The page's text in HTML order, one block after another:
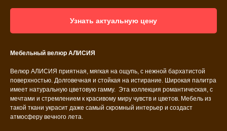
Узнать актуальную цену
Мебельный велюр АЛИСИЯ
Велюр АЛИСИЯ приятная, мягкая на ощупь, с нежной бархатистой
поверхностью. Долговечная и стойкая на истирание. Широкая палитра
имеет натуральную цветовую гамму. Эта коллекция романтическая, с
мечтами и стремлением к красивому миру чувств и цветов. Мебель из
такой ткани украсит даже самый скромный интерьер и создаст
атмосферу вечного лета.